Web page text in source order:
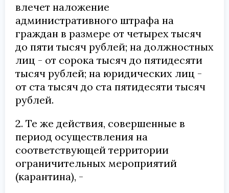
влечет наложение
административного штрафа на
граждан в размере от четырех тысяч
до пяти тысяч рублей; на должностных
лиц - от сорока тысяч до пятидесяти
тысяч рублей; на юридических лиц -
от ста тысяч до ста пятидесяти тысяч
рублей.
2. Те же действия, совершенные в
период осуществления на
соответствующей территории
ограничительных мероприятий
(карантина), -